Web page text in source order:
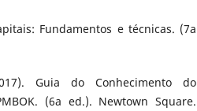
Fundamentos e técnicas. (7a
Guia do Conhecimento do
(6a ed.). Newtown Square.